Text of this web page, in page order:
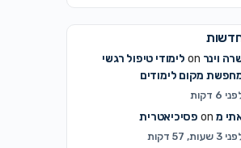
וינר
לימודי טיפול רגשי
מקום לימודים
6 דקות
מon פסיכיאטרית
3 שעות, 57 דקות